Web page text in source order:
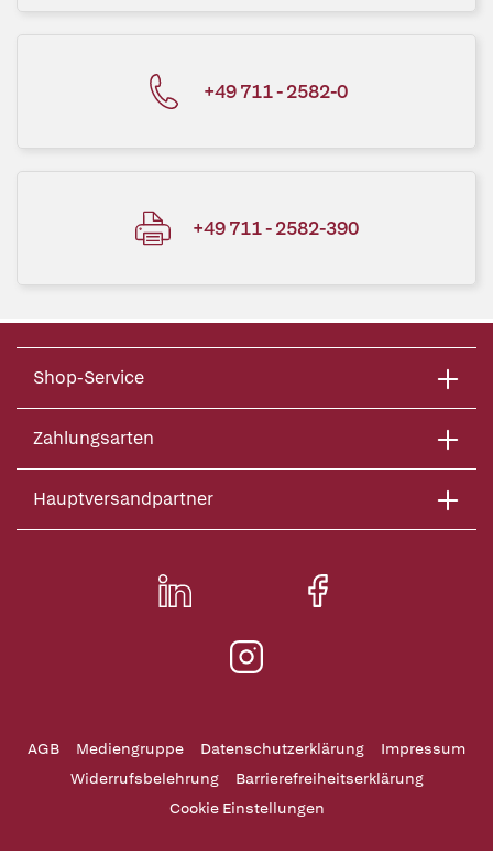
+49 711 - 2582-0
+49 711 - 2582-390
Shop-Service
Zahlungsarten
Hauptversandpartner
AGB Mediengruppe Datenschutzerklärung
Impressum
Widerrufsbelehrung
Barrierefreiheitserklärung
Cookie Einstellungen